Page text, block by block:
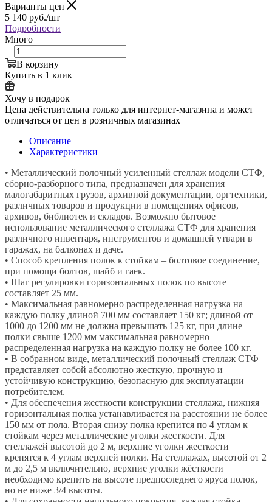
Варианты цен
5 140 руб./шт
Подробности
Много
В корзину
Купить в 1 клик
Хочу в подарок
Цена действительна только для интернет-магазина и может
отличаться от цен в розничных магазинах
Описание
Характеристики
• Металлический полочный усиленный стеллаж модели СТФ,
сборно-разборного типа, предназначен для хранения
малогабаритных грузов, архивной документации, оргтехники,
различных товаров и продукции в помещениях офисов,
архивов, библиотек и складов. Возможно бытовое
использование металлического стеллажа СТФ для хранения
различного инвентаря, инструментов и домашней утвари в
гаражах, на балконах и даче.
• Способ крепления полок к стойкам – болтовое соединение,
при помощи болтов, шайб и гаек.
• Шаг регулировки горизонтальных полок по высоте
составляет 25 мм.
• Максимальная равномерно распределенная нагрузка на
каждую полку длиной 700 мм составляет 150 кг; длиной от
1000 до 1200 мм не должна превышать 125 кг, при длине
полки свыше 1200 мм максимальная равномерно
распределенная нагрузка на каждую полку не более 100 кг.
• В собранном виде, металлический полочный стеллаж СТФ
представляет собой абсолютно жесткую, прочную и
устойчивую конструкцию, безопасную для эксплуатации
потребителем.
• Для обеспечения жесткости конструкции стеллажа, нижняя
горизонтальная полка устанавливается на расстоянии не более
150 мм от пола. Вторая снизу полка крепится по 4 углам к
стойкам через металлические уголки жесткости. Для
стеллажей высотой до 2 м, верхние уголки жесткости
крепятся к 4 углам верхней полки. На стеллажах, высотой от 2
м до 2,5 м включительно, верхние уголки жёсткости
необходимо крепить на высоте предпоследнего яруса полок,
но не ниже 3/4 высоты.